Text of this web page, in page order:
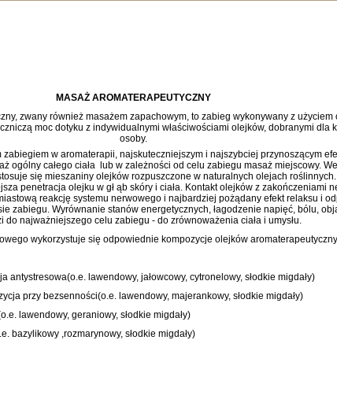
MASAŻ AROMATERAPEUTYCZNY
zwany również masażem zapachowym, to zabieg wykonywany z użyciem
moc dotyku z indywidualnymi właściwościami olejków, dobranymi dla
osoby.
zabiegiem w aromaterapii, najskuteczniejszym i najszybciej przynoszącym
ogólny całego ciała lub w zależności od celu zabiegu masaż miejscowy.
się mieszaniny olejków rozpuszczone w naturalnych olejach
penetracja olejku w gł ąb skóry i ciała. Kontakt olejków z zakończeniami
reakcję systemu nerwowego i najbardziej pożądany efekt relaksu i
zabiegu. Wyrównanie stanów energetycznych, łagodzenie napięć, bólu,
do najważniejszego celu zabiegu - do zrównoważenia ciała i umysłu.
wykorzystuje się odpowiednie kompozycje olejków
antystresowa(o.e. lawendowy, jałowcowy, cytronelowy, słodkie migdały)
przy bezsenności(o.e. lawendowy, majerankowy, słodkie migdały)
lawendowy, geraniowy, słodkie migdały)
bazylikowy ,rozmarynowy, słodkie migdały)